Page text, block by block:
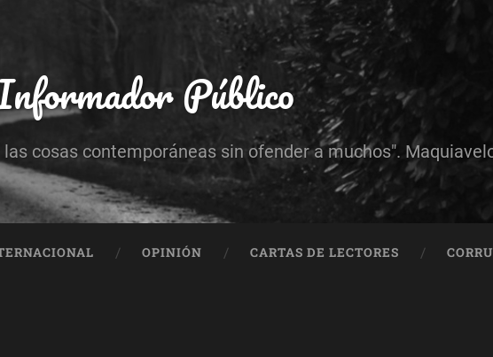
Público
cosas contemporáneas sin ofender a muchos".
OPINIÓN CARTAS DE LECTORES